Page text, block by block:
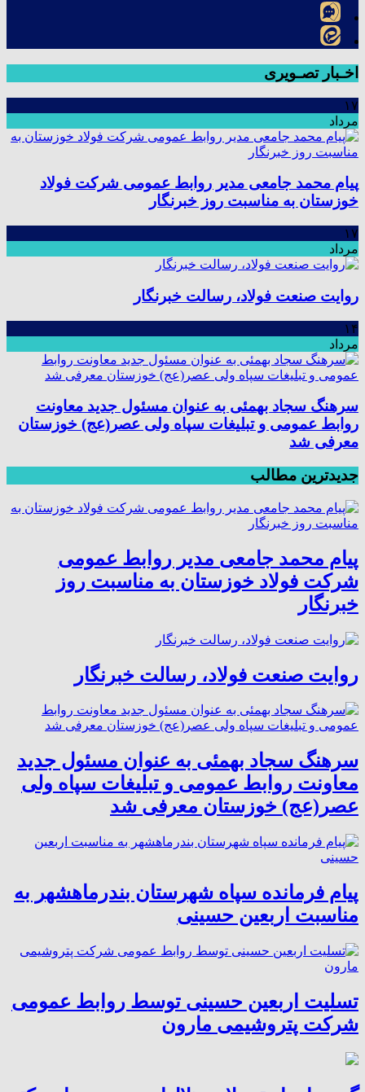
اخـبار تصـویری
۱۷
مرداد
پیام محمد جامعی مدیر روابط عمومی شرکت فولاد
خوزستان به مناسبت روز خبرنگار
۱۷
مرداد
روایت صنعت فولاد،‌ رسالت خبرنگار
۱۴
مرداد
سرهنگ سجاد بهمئی به عنوان مسئول جدید معاونت
روابط عمومی و تبلیغات سپاه ولی عصر(عج) خوزستان
معرفی شد
جدیدترین مطالب
پیام محمد جامعی مدیر روابط عمومی
شرکت فولاد خوزستان به مناسبت روز
خبرنگار
روایت صنعت فولاد،‌ رسالت خبرنگار
سرهنگ سجاد بهمئی به عنوان مسئول جدید
معاونت روابط عمومی و تبلیغات سپاه ولی
عصر(عج) خوزستان معرفی شد
پیام فرمانده سپاه شهرستان بندرماهشهر به
مناسبت اربعین حسینی
تسلیت اربعین حسینی توسط روابط عمومی
شرکت پتروشیمی مارون